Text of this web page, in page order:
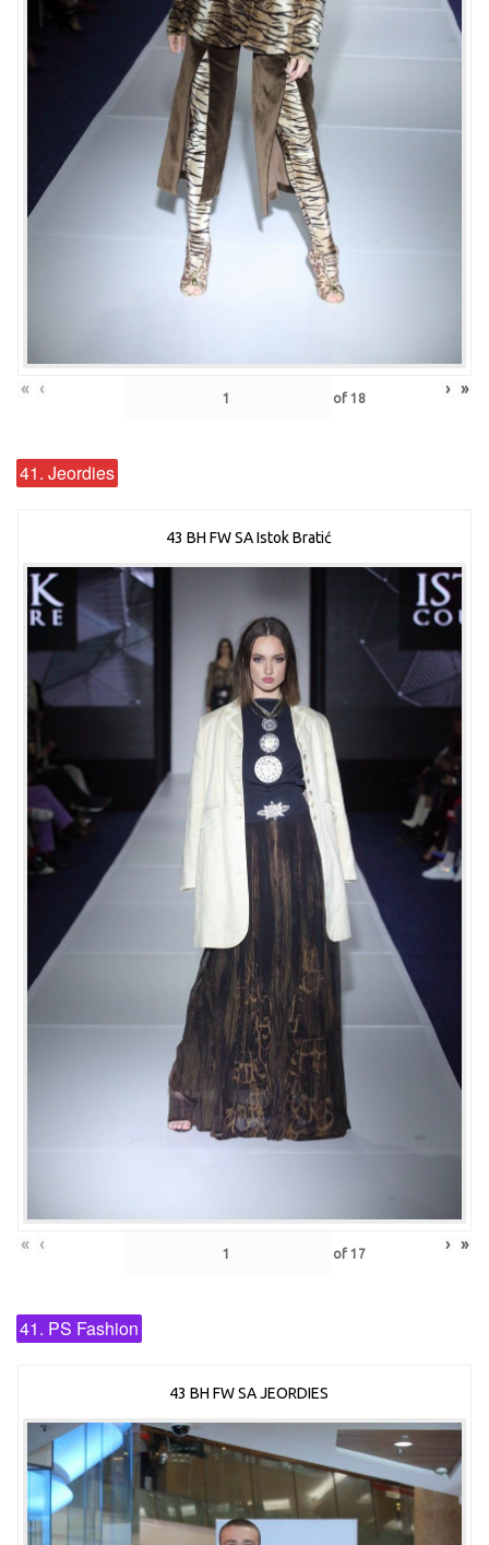
« ‹ of 18 › »
41. Jeordies
43 BH FW SA Istok Bratić
« ‹ of 17 › »
41. PS Fashion
43 BH FW SA JEORDIES